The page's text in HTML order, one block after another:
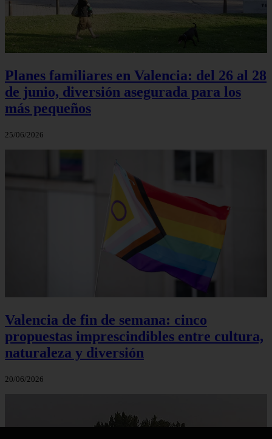
Planes familiares en Valencia: del 26 al 28
de junio, diversión asegurada para los
más pequeños
25/06/2026
Valencia de fin de semana: cinco
propuestas imprescindibles entre cultura,
naturaleza y diversión
20/06/2026